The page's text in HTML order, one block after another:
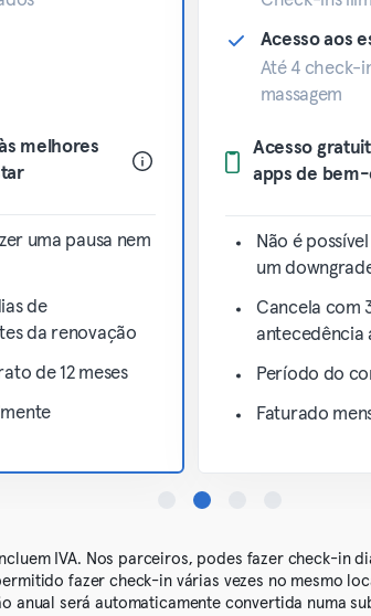
melhores
uma pausa nem
de
da renovação
de 12 meses
Acesso aos
Até 4 check-
massagem
Acesso
apps de
Não é
um
Cancela com
antecedência
Período do
Faturado
IVA. Nos parceiros, podes fazer check-in
fazer check-in várias vezes no mesmo
anual será automaticamente convertida numa